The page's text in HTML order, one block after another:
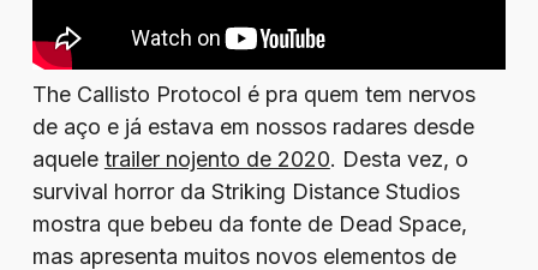
The Callisto Protocol é pra quem tem nervos
de aço e já estava em nossos radares desde
aquele trailer nojento de 2020. Desta vez, o
survival horror da Striking Distance Studios
mostra que bebeu da fonte de Dead Space,
mas apresenta muitos novos elementos de